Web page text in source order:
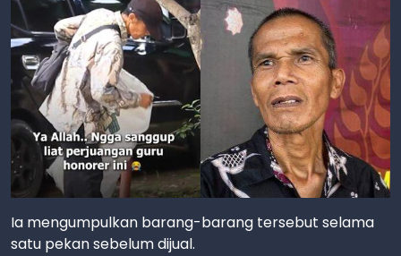
Ia mengumpulkan barang-barang tersebut selama
satu pekan sebelum dijual.